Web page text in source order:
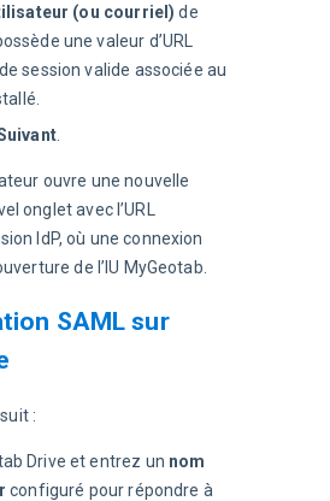
(ou courriel) de
une valeur d’URL
session valide associée au
.
ouvre une nouvelle
onglet avec l’URL
IdP, où une connexion
de l’IU MyGeotab.
SAML sur
:
Drive et entrez un nom
configuré pour répondre à